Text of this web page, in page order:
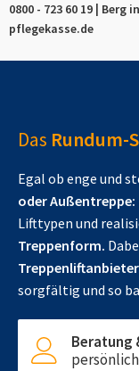
0800 - 723 60 19 | Berg
pflegekasse.de
Das Rundum-
Egal ob enge und
oder Außentreppe:
Lifttypen und
Treppenform.
Treppenliftanbieter
sorgfältig und so
Beratung